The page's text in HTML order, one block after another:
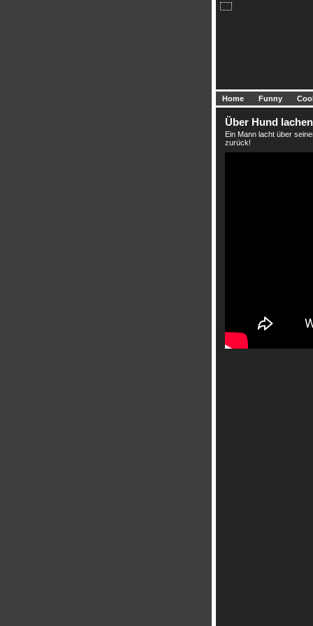
Home Funny
Über Hund
Ein Mann lacht über
zurück!